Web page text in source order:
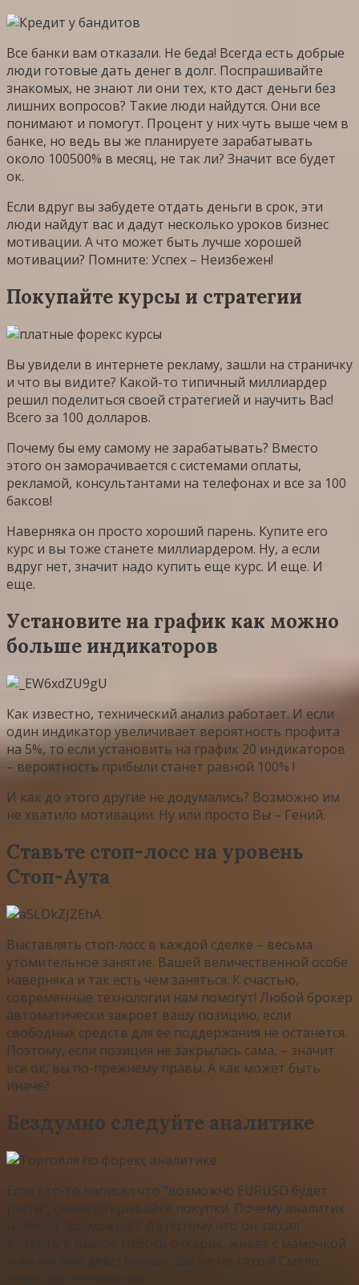
Все банки вам отказали. Не беда! Всегда есть добрые
люди готовые дать денег в долг. Поспрашивайте
знакомых, не знают ли они тех, кто даст деньги без
лишних вопросов? Такие люди найдутся. Они все
понимают и помогут. Процент у них чуть выше чем в
банке, но ведь вы же планируете зарабатывать
около 100500% в месяц, не так ли? Значит все будет
ок.
Если вдруг вы забудете отдать деньги в срок, эти
люди найдут вас и дадут несколько уроков бизнес
мотивации. А что может быть лучше хорошей
мотивации? Помните: Успех – Неизбежен!
Покупайте курсы и стратегии
Вы увидели в интернете рекламу, зашли на страничку
и что вы видите? Какой-то типичный миллиардер
решил поделиться своей стратегией и научить Вас!
Всего за 100 долларов.
Почему бы ему самому не зарабатывать? Вместо
этого он заморачивается с системами оплаты,
рекламой, консультантами на телефонах и все за 100
баксов!
Наверняка он просто хороший парень. Купите его
курс и вы тоже станете миллиардером. Ну, а если
вдруг нет, значит надо купить еще курс. И еще. И
еще.
Установите на график как можно
больше индикаторов
Как известно, технический анализ работает. И если
один индикатор увеличивает вероятность профита
на 5%, то если установить на график 20 индикаторов
– вероятность прибыли станет равной 100% !
И как до этого другие не додумались? Возможно им
не хватило мотивации. Ну или просто Вы – Гений.
Ставьте стоп-лосс на уровень
Стоп-Аута
Выставлять стоп-лосс в каждой сделке – весьма
утомительное занятие. Вашей величественной особе
наверняка и так есть чем заняться. К счастью,
современные технологии нам помогут! Любой брокер
автоматически закроет вашу позицию, если
свободных средств для ее поддержания не останется.
Поэтому, если позиция не закрылась сама, – значит
все ок, вы по-прежнему правы. А как может быть
иначе?
Бездумно следуйте аналитике
Если кто-то написал что “возможно EURUSD будет
расти”, смело открывайте покупки. Почему аналитик
написал “возможно”? Да потому что он зассал
входить в рынок. Небось очкарик, живет с мамочкой
и до сих пор девственник. Вы же не такой! Смело